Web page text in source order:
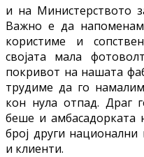
и на Министерството
Важно е да
користиме и
својата мала
покривот на нашата
трудиме да го
кон нула отпад. Драг
беше и амбасадорката
број други
и клиенти.